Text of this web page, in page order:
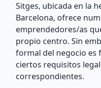
Sitges, ubicada en la
Barcelona, ofrece
emprendedores/as
propio centro. Sin
formal del negocio es
ciertos requisitos
correspondientes.